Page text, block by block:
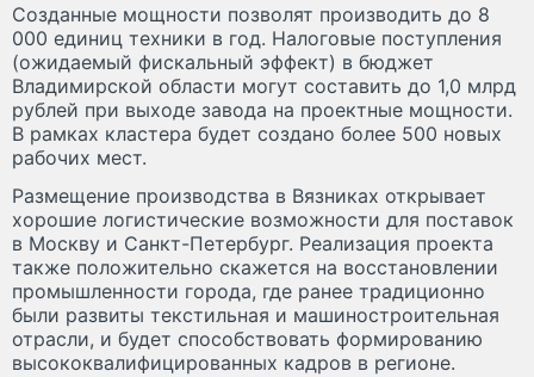
Созданные мощности позволят производить до 8
000 единиц техники в год. Налоговые поступления
(ожидаемый фискальный эффект) в бюджет
Владимирской области могут составить до 1,0 млрд
рублей при выходе завода на проектные мощности.
В рамках кластера будет создано более 500 новых
рабочих мест.
Размещение производства в Вязниках открывает
хорошие логистические возможности для поставок
в Москву и Санкт-Петербург. Реализация проекта
также положительно скажется на восстановлении
промышленности города, где ранее традиционно
были развиты текстильная и машиностроительная
отрасли, и будет способствовать формированию
высококвалифицированных кадров в регионе.